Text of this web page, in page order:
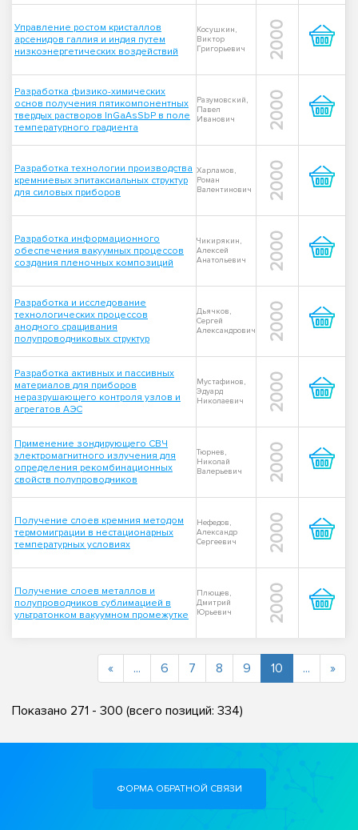
Управление ростом кристаллов
арсенидов галлия и индия путем
низкоэнергетических воздействий
Косушкин,
Виктор
Григорьевич
2000
Разработка физико-химических
основ получения пятикомпонентных
твердых растворов InGaAsSbP в поле
температурного градиента
Разумовский,
Павел
Иванович
2000
Разработка технологии производства
кремниевых эпитаксиальных структур
для силовых приборов
Харламов,
Роман
Валентинович
2000
Разработка информационного
обеспечения вакуумных процессов
создания пленочных композиций
Чикирякин,
Алексей
Анатольевич
2000
Разработка и исследование
технологических процессов
анодного сращивания
полупроводниковых структур
Дьячков,
Сергей
Александрович
2000
Разработка активных и пассивных
материалов для приборов
неразрушающего контроля узлов и
агрегатов АЭС
Мустафинов,
Эдуард
Николаевич
2000
Применение зондирующего СВЧ
электромагнитного излучения для
определения рекомбинационных
свойств полупроводников
Тюрнев,
Николай
Валерьевич
2000
Получение слоев кремния методом
термомиграции в нестационарных
температурных условиях
Нефедов,
Александр
Сергеевич
2000
Получение слоев металлов и
полупроводников сублимацией в
ультратонком вакуумном промежутке
Плющев,
Дмитрий
Юрьевич
2000
« ... 6 7 8 9 10 (current)
... »
Показано 271 - 300 (всего позиций: 334)
ФОРМА ОБРАТНОЙ СВЯЗИ